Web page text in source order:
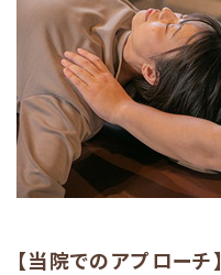
【当院でのアプローチ】